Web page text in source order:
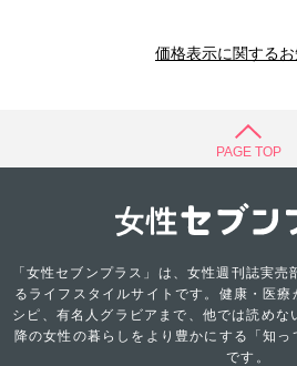
価格表示に関する
PAGE TOP
「女性セブンプラス」は、女性週刊誌実
るライフスタイルサイトです。健康・医
シピ、有名人グラビアまで、他では読めな
降の女性の暮らしをより豊かにする「知
です。